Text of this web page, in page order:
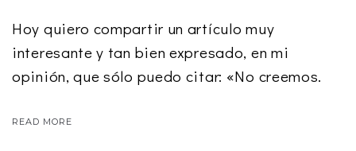
Hoy quiero compartir un artículo muy
interesante y tan bien expresado, en mi
opinión, que sólo puedo citar: «No creemos.
READ MORE